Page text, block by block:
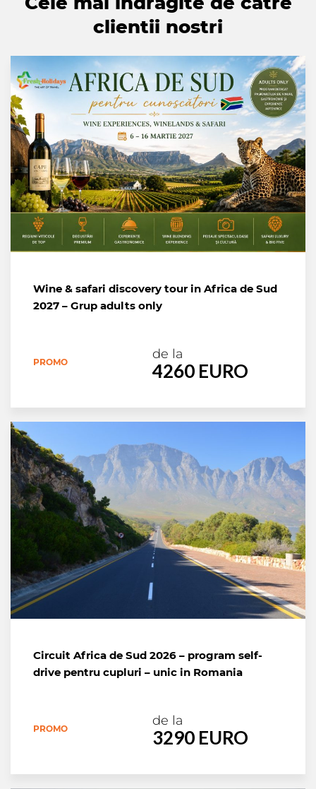
clientii nostri
Wine & safari discovery tour in Africa de Sud
2027 – Grup adults only
PROMO
de la
4260 EURO
Circuit Africa de Sud 2026 – program self-
drive pentru cupluri – unic in Romania
PROMO
de la
3290 EURO